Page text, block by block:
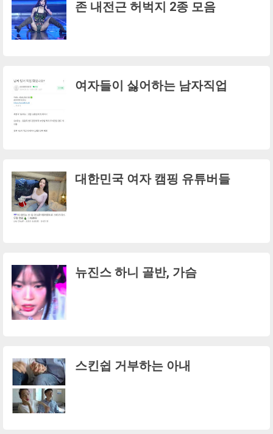
존 내전근 허벅지 2종 모음
여자들이 싫어하는 남자직업
대한민국 여자 캠핑 유튜버들
뉴진스 하니 골반, 가슴
스킨쉽 거부하는 아내